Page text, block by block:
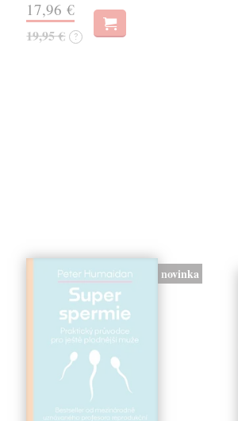
17,96 €
19,95 € ?
novinka